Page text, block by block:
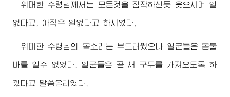
위대한 수령님께서는 모든것을 짐작하신듯 웃으시며 일
없다고, 아직은 일없다고 하시였다.
위대한 수령님의 목소리는 부드러웠으나 일군들은 몸둘
바를 알수 없었다. 일군들은 곧 새 구두를 가져오도록 하
겠다고 말씀올리였다.